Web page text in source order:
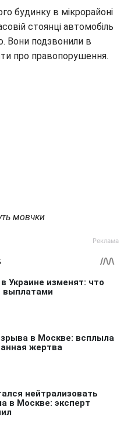
будинку в мікрорайоні
стоянці автомобіль
Вони подзвонили в
про правопорушення.
мовчки